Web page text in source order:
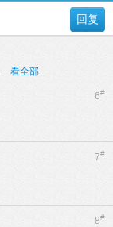
回复
看全部
6#
7#
8#